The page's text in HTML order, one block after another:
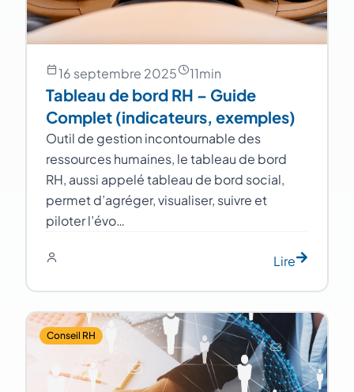
16 septembre 2025 11min
Tableau de bord RH – Guide
Complet (indicateurs, exemples)
Outil de gestion incontournable des
ressources humaines, le tableau de bord
RH, aussi appelé tableau de bord social,
permet d’agréger, visualiser, suivre et
piloter l’évo…
Lire
Conseil RH